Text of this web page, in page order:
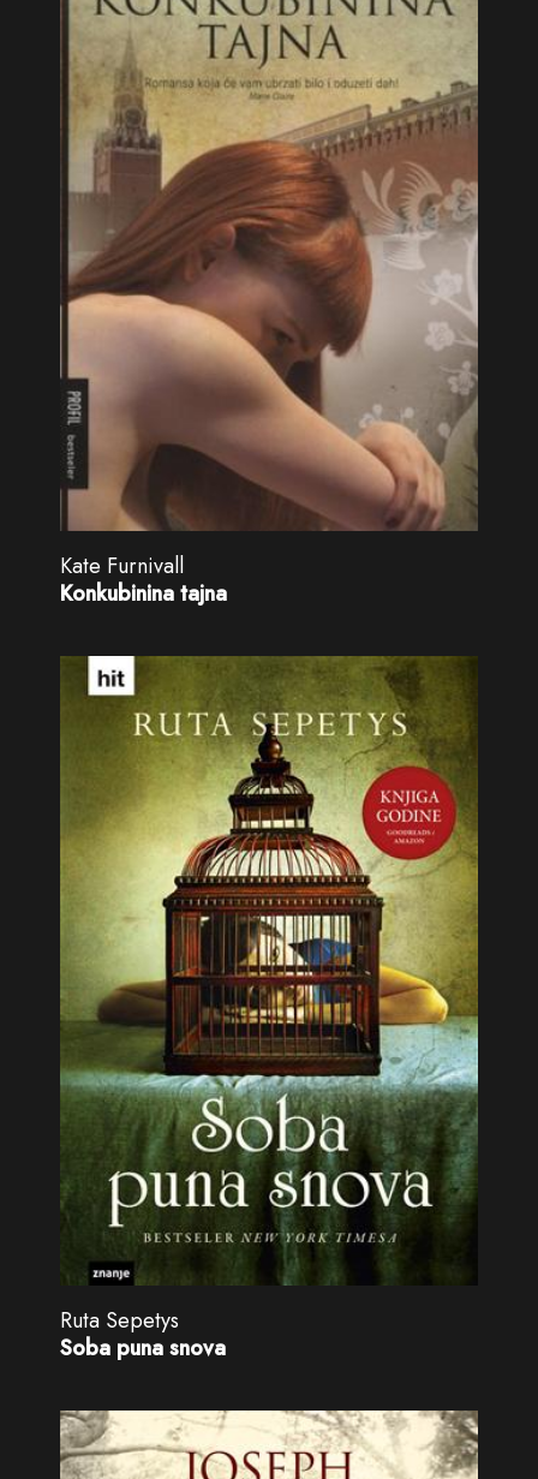
Kate Furnivall
Konkubinina tajna
Ruta Sepetys
Soba puna snova